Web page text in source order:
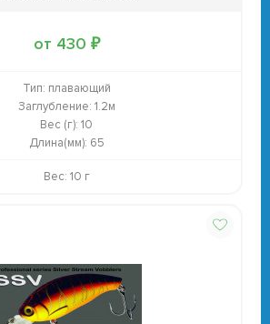
от 430 ₽
Тип: плавающий
Заглубление: 1.2м
Вес (г): 10
Длина(мм): 65
Вес: 10 г